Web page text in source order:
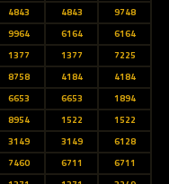
4843 4843
9748
9964 6164
6164
1377 1377
7225
8758 4184
4184
6653 6653
1894
8954 1522
1522
3149 3149
6128
7460 6711
6711